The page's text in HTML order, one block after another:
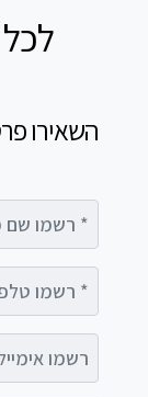
השאירו